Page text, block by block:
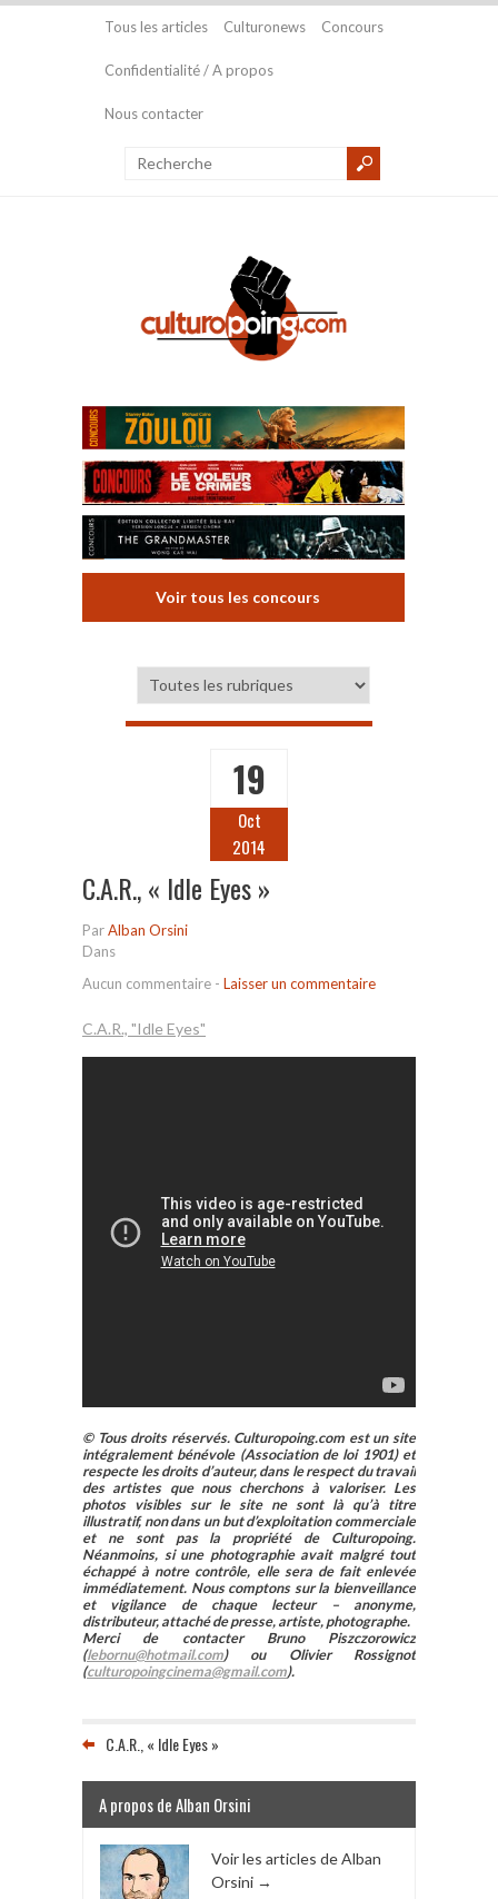
Tous les articles Culturonews Concours
Confidentialité / A propos
Nous contacter
Voir tous les concours
19
Oct
2014
C.A.R., « Idle Eyes »
ParAlban Orsini
Dans
Aucun commentaire - Laisser un commentaire
C.A.R., "Idle Eyes"
© Tous droits réservés. Culturopoing.com est un site
intégralement bénévole (Association de loi 1901) et
respecte les droits d’auteur, dans le respect du travail
des artistes que nous cherchons à valoriser. Les
photos visibles sur le site ne sont là qu’à titre
illustratif, non dans un but d’exploitation commerciale
et ne sont pas la propriété de Culturopoing.
Néanmoins, si une photographie avait malgré tout
échappé à notre contrôle, elle sera de fait enlevée
immédiatement. Nous comptons sur la bienveillance
et vigilance de chaque lecteur – anonyme,
distributeur, attaché de presse, artiste, photographe.
Merci de contacter Bruno Piszczorowicz
(lebornu@hotmail.com) ou Olivier Rossignot
(culturopoingcinema@gmail.com).
C.A.R., « Idle Eyes »
A propos de Alban Orsini
Voir les articles de Alban
Orsini →